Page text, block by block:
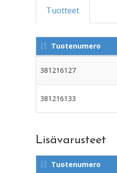
Tuotteet
Tuotenumero
381216127
381216133
Lisävarusteet
Tuotenumero